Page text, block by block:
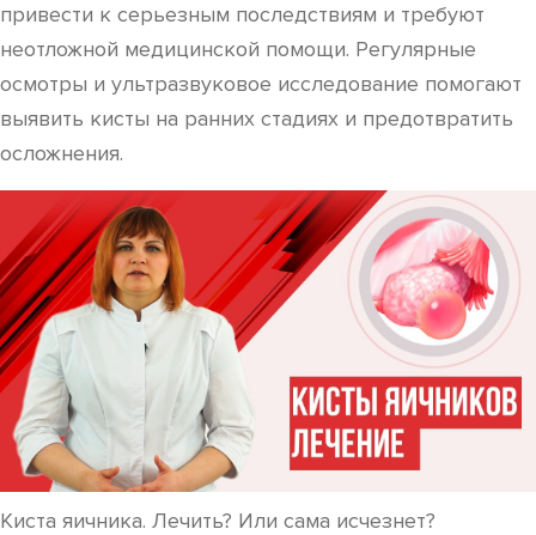
привести к серьезным последствиям и требуют
неотложной медицинской помощи. Регулярные
осмотры и ультразвуковое исследование помогают
выявить кисты на ранних стадиях и предотвратить
осложнения.
Киста яичника. Лечить? Или сама исчезнет?